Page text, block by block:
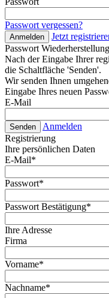
Passwort vergessen?
Anmelden
Jetzt
Passwort Wiederherstellung
Nach der Eingabe Ihrer
die Schaltfläche 'Senden'.
Wir senden Ihnen
Eingabe Ihres neuen
E-Mail
Senden
Anmelden
Registrierung
Ihre persönlichen Daten
E-Mail*
Passwort*
Passwort Bestätigung*
Ihre Adresse
Firma
Vorname*
Nachname*